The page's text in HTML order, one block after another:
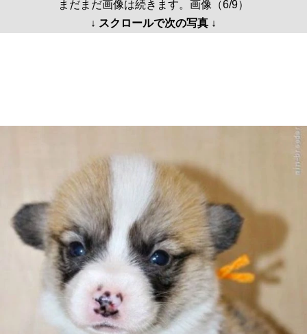
まだまだ画像は続きます。画像（6/9）
↓ スクロールで次の写真 ↓